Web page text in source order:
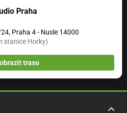
Praha
Praha 4 - Nusle 14000
stanice Horky)
trasu